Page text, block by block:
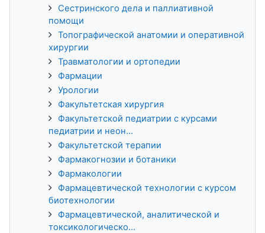
Сестринского дела и паллиативной
помощи
Топографической анатомии и оперативной
хирургии
Травматологии и ортопедии
Фармации
Урологии
Факультетская хирургия
Факультетской педиатрии с курсами
педиатрии и неон...
Факультетской терапии
Фармакогнозии и ботаники
Фармакологии
Фармацевтической технологии с курсом
биотехнологии
Фармацевтической, аналитической и
токсикологическо...